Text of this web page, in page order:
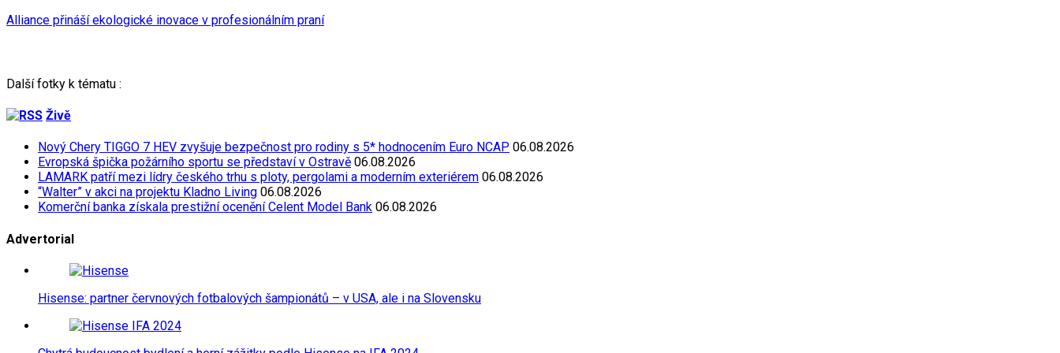
Alliance přináší ekologické inovace v profesionálním praní
Další fotky k tématu :
Živě
Nový Chery TIGGO 7 HEV zvyšuje bezpečnost pro rodiny s 5* hodnocením Euro NCAP 06.08.2026
Evropská špička požárního sportu se představí v Ostravě 06.08.2026
LAMARK patří mezi lídry českého trhu s ploty, pergolami a moderním exteriérem 06.08.2026
“Walter” v akci na projektu Kladno Living 06.08.2026
Komerční banka získala prestižní ocenění Celent Model Bank 06.08.2026
Advertorial
Hisense: partner červnových fotbalových šampionátů – v USA, ale i na Slovensku